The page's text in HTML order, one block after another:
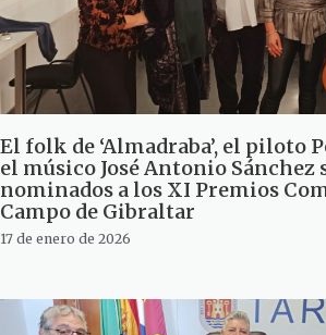
El folk de ‘Almadraba’, el piloto
el músico José Antonio
nominados a los XI Premios
Campo de Gibraltar
17 de enero de 2026